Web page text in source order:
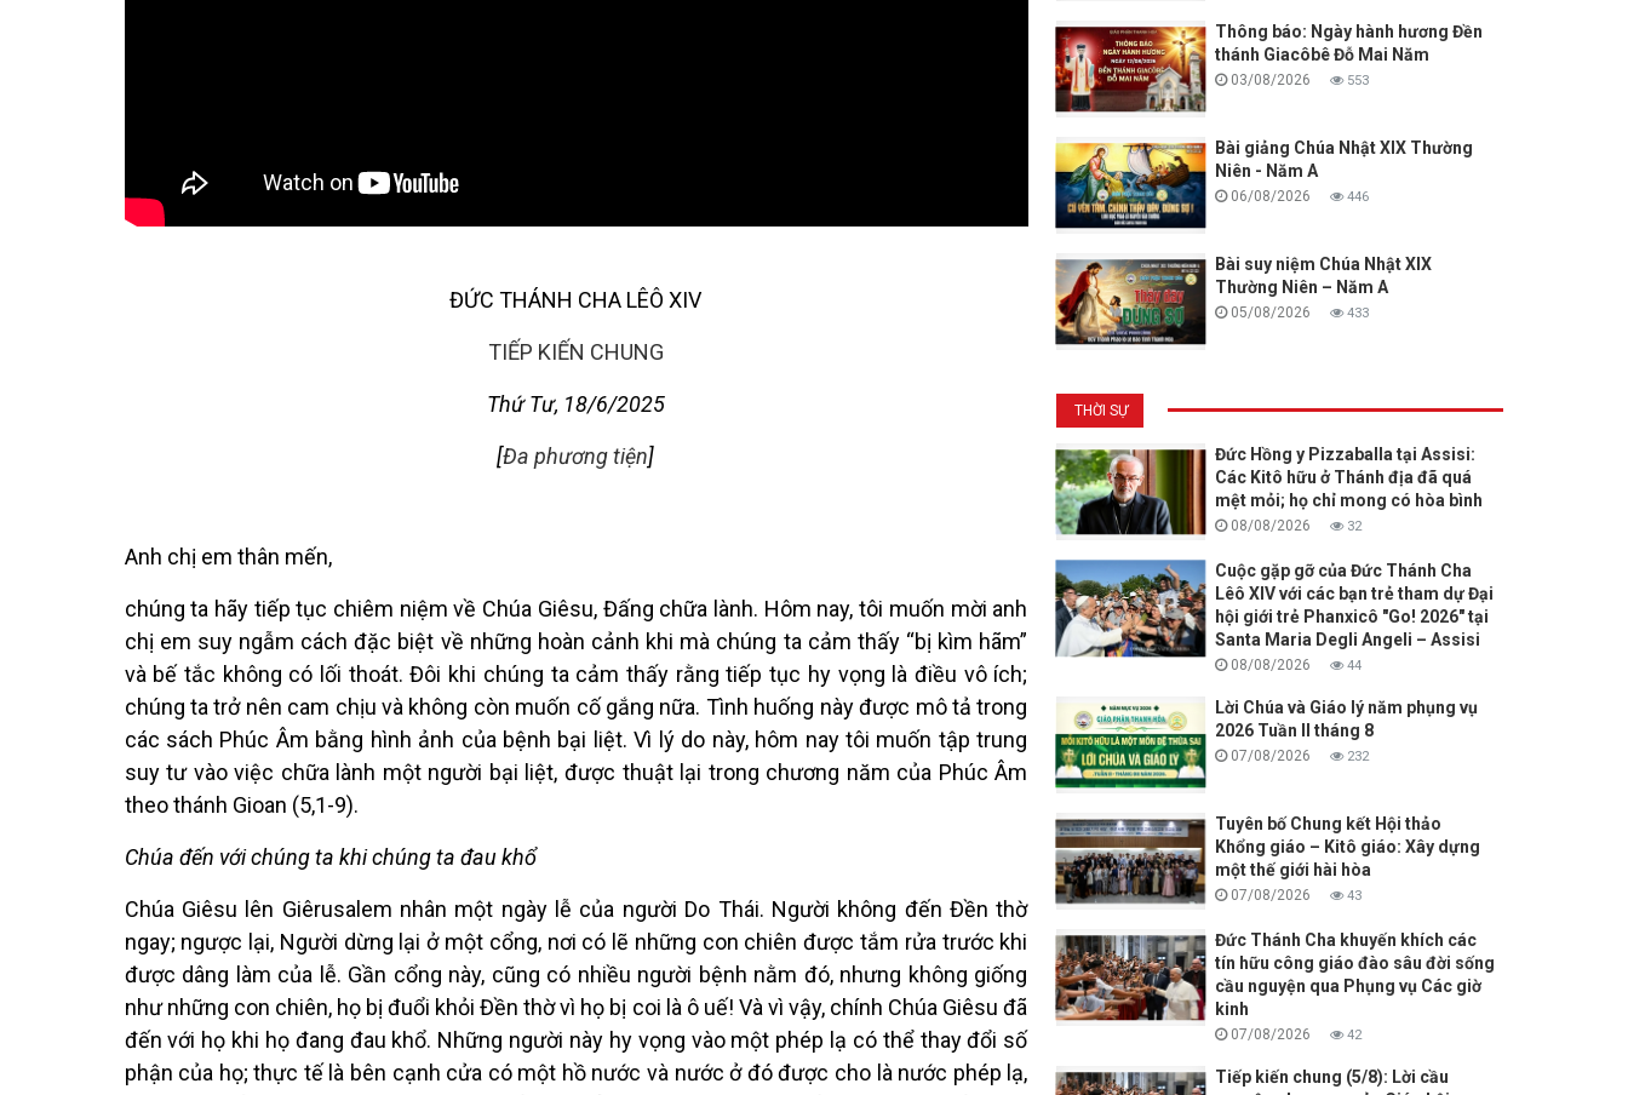
ĐỨC THÁNH CHA LÊÔ XIV
TIẾP KIẾN CHUNG
Thứ Tư, 18/6/2025
[Đa phương tiện]
Anh chị em thân mến,
chúng ta hãy tiếp tục chiêm niệm về Chúa Giêsu, Đấng chữa lành. Hôm nay, tôi muốn mời anh
chị em suy ngẫm cách đặc biệt về những hoàn cảnh khi mà chúng ta cảm thấy “bị kìm hãm”
và bế tắc không có lối thoát. Đôi khi chúng ta cảm thấy rằng tiếp tục hy vọng là điều vô ích;
chúng ta trở nên cam chịu và không còn muốn cố gắng nữa. Tình huống này được mô tả trong
các sách Phúc Âm bằng hình ảnh của bệnh bại liệt. Vì lý do này, hôm nay tôi muốn tập trung
suy tư vào việc chữa lành một người bại liệt, được thuật lại trong chương năm của Phúc Âm
theo thánh Gioan (5,1-9).
Chúa đến với chúng ta khi chúng ta đau khổ
Chúa Giêsu lên Giêrusalem nhân một ngày lễ của người Do Thái. Người không đến Đền thờ
ngay; ngược lại, Người dừng lại ở một cổng, nơi có lẽ những con chiên được tắm rửa trước khi
được dâng làm của lễ. Gần cổng này, cũng có nhiều người bệnh nằm đó, nhưng không giống
như những con chiên, họ bị đuổi khỏi Đền thờ vì họ bị coi là ô uế! Và vì vậy, chính Chúa Giêsu đã
đến với họ khi họ đang đau khổ. Những người này hy vọng vào một phép lạ có thể thay đổi số
phận của họ; thực tế là bên cạnh cửa có một hồ nước và nước ở đó được cho là nước phép lạ,
Thông báo: Ngày hành hương Đền
thánh Giacôbê Đỗ Mai Năm
03/08/2026 553
Bài giảng Chúa Nhật XIX Thường
Niên - Năm A
06/08/2026 446
Bài suy niệm Chúa Nhật XIX
Thường Niên – Năm A
05/08/2026 433
THỜI SỰ
Đức Hồng y Pizzaballa tại Assisi:
Các Kitô hữu ở Thánh địa đã quá
mệt mỏi; họ chỉ mong có hòa bình
08/08/2026 32
Cuộc gặp gỡ của Đức Thánh Cha
Lêô XIV với các bạn trẻ tham dự Đại
hội giới trẻ Phanxicô "Go! 2026" tại
Santa Maria Degli Angeli – Assisi
08/08/2026 44
Lời Chúa và Giáo lý năm phụng vụ
2026 Tuần II tháng 8
07/08/2026 232
Tuyên bố Chung kết Hội thảo
Khổng giáo – Kitô giáo: Xây dựng
một thế giới hài hòa
07/08/2026 43
Đức Thánh Cha khuyến khích các
tín hữu công giáo đào sâu đời sống
cầu nguyện qua Phụng vụ Các giờ
kinh
07/08/2026 42
Tiếp kiến chung (5/8): Lời cầu